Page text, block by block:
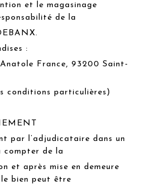
et le magasinage
de la
:
France, 93200 Saint-
conditions particulières)
par l’adjudicataire dans un
compter de la
et après mise en demeure
bien peut être